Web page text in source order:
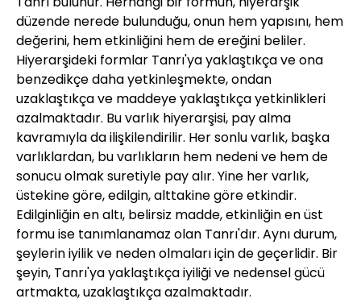
düzende nerede bulunduğu, onun hem yapısını, hem
değerini, hem etkinliğini hem de ereğini beliler.
Hiyerarşideki formlar Tanrı'ya yaklaştıkça ve ona
benzedikçe daha yetkinleşmekte, ondan
uzaklaştıkça ve maddeye yaklaştıkça yetkinlikleri
azalmaktadır. Bu varlık hiyerarşisi, pay alma
kavramıyla da ilişkilendirilir. Her sonlu varlık, başka
varlıklardan, bu varlıkların hem nedeni ve hem de
sonucu olmak suretiyle pay alır. Yine her varlık,
üstekine göre, edilgin, alttakine göre etkindir.
Edilginliğin en altı, belirsiz madde, etkinliğin en üst
formu ise tanımlanamaz olan Tanrı'dır. Aynı durum,
şeylerin iyilik ve neden olmaları için de geçerlidir. Bir
şeyin, Tanrı'ya yaklaştıkça iyiliği ve nedensel gücü
artmakta, uzaklaştıkça azalmaktadır.